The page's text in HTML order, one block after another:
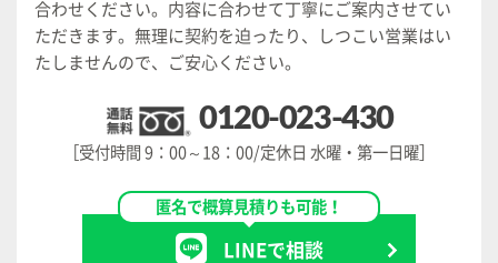
合わせください。 内容に合わせて丁寧にご案内させてい
ただきます。 無理に契約を迫ったり、しつこい営業はい
たしませんので、ご安心ください。
0120-023-430
［受付時間 9：00～18：00/定休日 水曜・第一日曜］
匿名で概算見積りも可能！
LINEで相談